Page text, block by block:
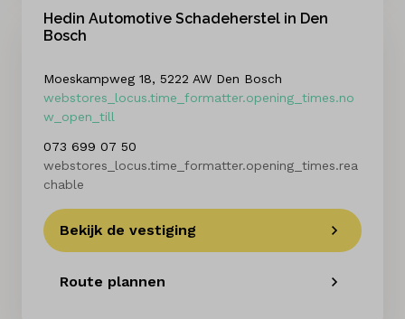
Hedin Automotive Schadeherstel in Den
Bosch
Moeskampweg 18, 5222 AW Den Bosch
webstores_locus.time_formatter.opening_times.no
w_open_till
073 699 07 50
webstores_locus.time_formatter.opening_times.rea
chable
Bekijk de vestiging
Route plannen